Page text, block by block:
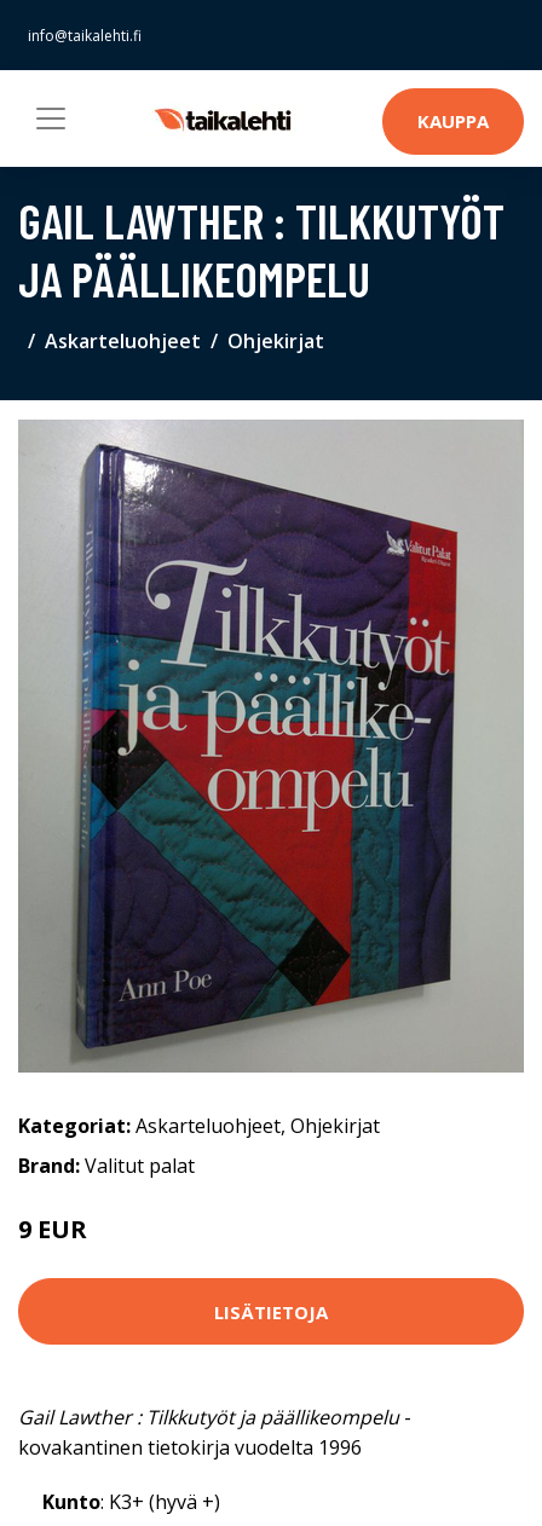
info@taikalehti.fi
KAUPPA
GAIL LAWTHER : TILKKUTYÖT
JA PÄÄLLIKEOMPELU
Askarteluohjeet Ohjekirjat
Kategoriat:Askarteluohjeet, Ohjekirjat
Brand:Valitut palat
9 EUR
LISÄTIETOJA
Gail Lawther : Tilkkutyöt ja päällikeompelu-
kovakantinen tietokirja vuodelta 1996
Kunto: K3+ (hyvä +)